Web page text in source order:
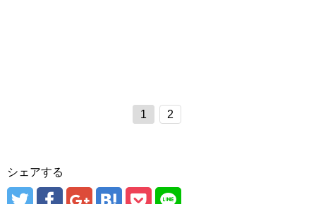
1 2
シェアする